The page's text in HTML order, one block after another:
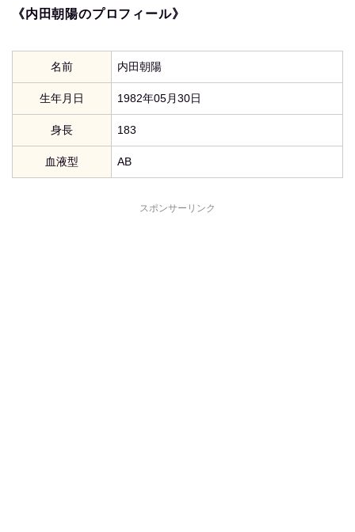
《内田朝陽のプロフィール》
名前 内田朝陽
生年月日 1982年05月30日
身長 183
血液型 AB
スポンサーリンク